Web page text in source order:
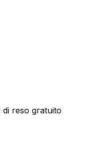
di reso gratuito